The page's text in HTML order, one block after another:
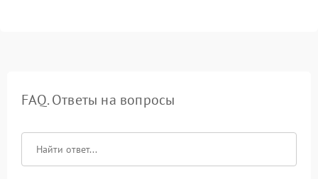
FAQ. Ответы на вопросы